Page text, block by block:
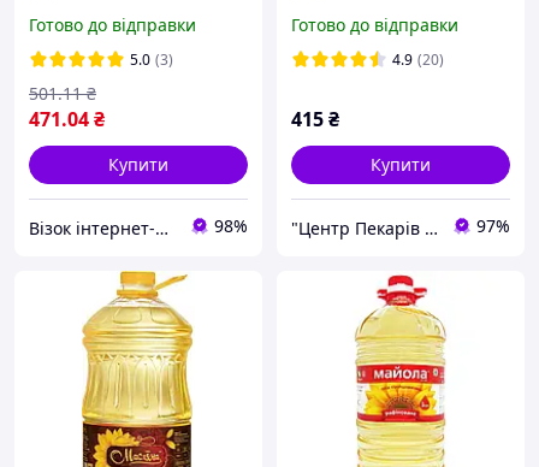
Готово до відправки
5.0 (3)
471.04₴
501.11 ₴
Купити
Візок інтернет-магазин 98%
Готово до відправки
4.9 (20)
415₴
Купити
"Центр Пекарів "АРІАНТА" ТзОВ 97%